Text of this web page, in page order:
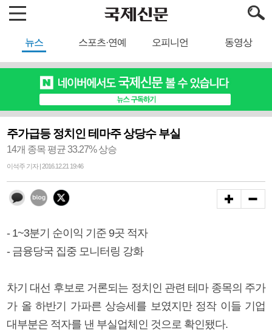
뉴스 스포츠·연예 오피니언 동영상
주가급등 정치인 테마주 상당수 부실
14개 종목 평균 33.27% 상승
이석주 기자 | 2016.12.21 19:46
- 1~3분기 순이익 기준 9곳 적자
- 금융당국 집중 모니터링 강화
차기 대선 후보로 거론되는 정치인 관련 테마 종목의 주가
가 올 하반기 가파른 상승세를 보였지만 정작 이들 기업
대부분은 적자를 낸 부실업체인 것으로 확인됐다.